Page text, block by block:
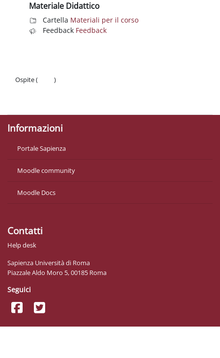
Materiale Didattico
Cartella Materiali per il corso
Feedback Feedback
Ospite (
)
Informazioni
Portale Sapienza
Moodle community
Moodle Docs
Contatti
Help desk
Sapienza Università di Roma
Piazzale Aldo Moro 5, 00185 Roma
Seguici